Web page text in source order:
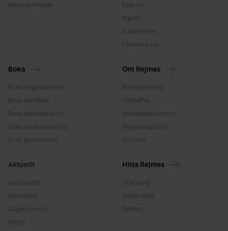
Mina favoritbilar
Sälja bil
Äga bil
Kundservice
Fakturera oss
Boka
Boka originalservice
Boka däckbyte
Boka glasreparation
Boka skadebesiktning
Boka provkörning
Om Rejmes
Årsredovisning
Hållbarhet
Visselblåsarfunktion
Integritetspolicy
Cookies
Aktuellt
Lediga jobb
Kampanjer
Dagens lunch
Blogg
Hitta Rejmes
Linköping
Norrköping
Örebro